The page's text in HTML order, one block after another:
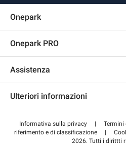
Onepark
Onepark PRO
Accedi all'area partner
Assistenza
Pagare per il parcheggio FLOW
Ulteriori informazioni
Informativa sulla privacy | Termini
riferimento e di classificazione
|
2026. Tutti i dirittti